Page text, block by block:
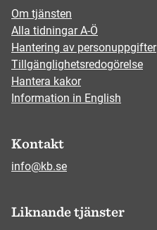
Om tjänsten
Alla tidningar A-Ö
Hantering av personuppgifter
Tillgänglighetsredogörelse
Hantera kakor
Information in English
Kontakt
info@kb.se
Liknande tjänster